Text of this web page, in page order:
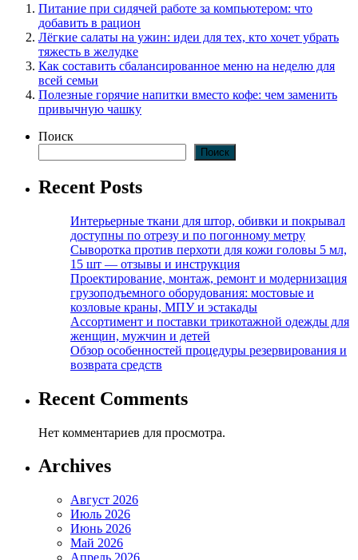
Питание при сидячей работе за компьютером: что
добавить в рацион
Лёгкие салаты на ужин: идеи для тех, кто хочет убрать
тяжесть в желудке
Как составить сбалансированное меню на неделю для
всей семьи
Полезные горячие напитки вместо кофе: чем заменить
привычную чашку
Поиск
Поиск
Recent Posts
Интерьерные ткани для штор, обивки и покрывал
доступны по отрезу и по погонному метру
Сыворотка против перхоти для кожи головы 5 мл,
15 шт — отзывы и инструкция
Проектирование, монтаж, ремонт и модернизация
грузоподъемного оборудования: мостовые и
козловые краны, МПУ и эстакады
Ассортимент и поставки трикотажной одежды для
женщин, мужчин и детей
Обзор особенностей процедуры резервирования и
возврата средств
Recent Comments
Нет комментариев для просмотра.
Archives
Август 2026
Июль 2026
Июнь 2026
Май 2026